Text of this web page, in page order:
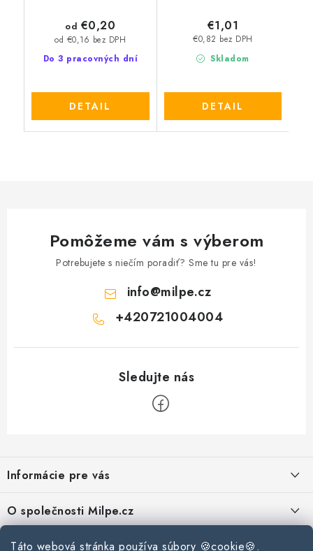
Táto webová stránka používa súbory 🍪cookie🍪.
Do 3 pracovných dní
od €0,16 bez DPH
od €0,20
DETAIL
Skladom
€0,82 bez DPH
€1,01
DETAIL
Pomôžeme vám s výberom
Potrebujete s niečím poradiť? Sme tu pre vás!
info@milpe.cz
+420721004004
p
ä
t
Informácie pre vás
Zásady používania súborov cookie
O společnosti Milpe.cz
Kontakty